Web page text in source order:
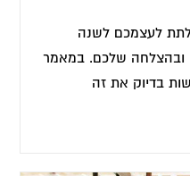
לעצמכם לשנה
ובהצלחה שלכם. במאמר
בדיוק את זה